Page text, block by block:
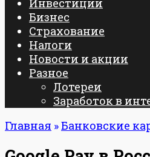
Инвестиции
Бизнес
Страхование
Налоги
Новости и акции
Разное
Лотереи
Заработок в
Главная »Банковские